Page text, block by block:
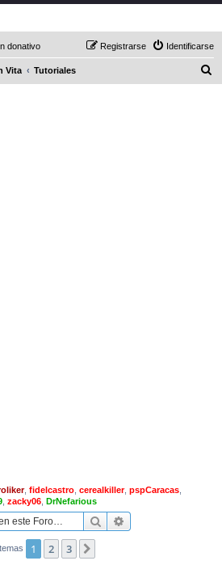
donativo Identificarse
Registrarse
Vita Tutoriales
, fidelcastro cerealkiller, pspCaracas
zacky06 DrNefarious
Buscar
1 2 3